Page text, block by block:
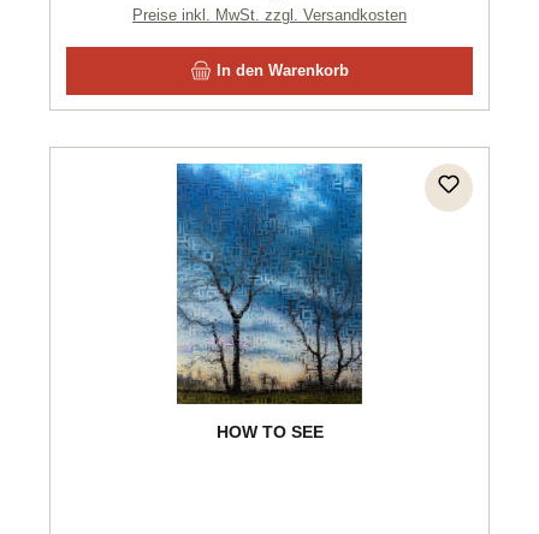
Preise inkl. MwSt. zzgl. Versandkosten
In den Warenkorb
HOW TO SEE